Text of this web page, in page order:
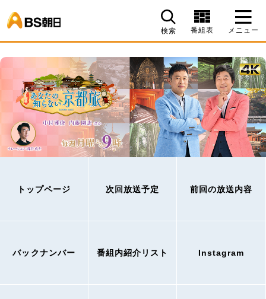
検索 番組表 メニュー
トップページ 次回放送予定 前回の放送内容
バックナンバー 番組内紹介リスト Instagram